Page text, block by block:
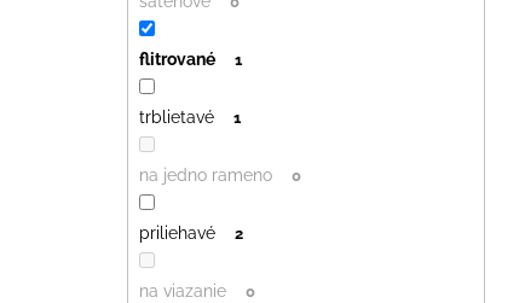
flitrované 1
trblietavé 1
na jedno rameno 0
priliehavé 2
na viazanie 0